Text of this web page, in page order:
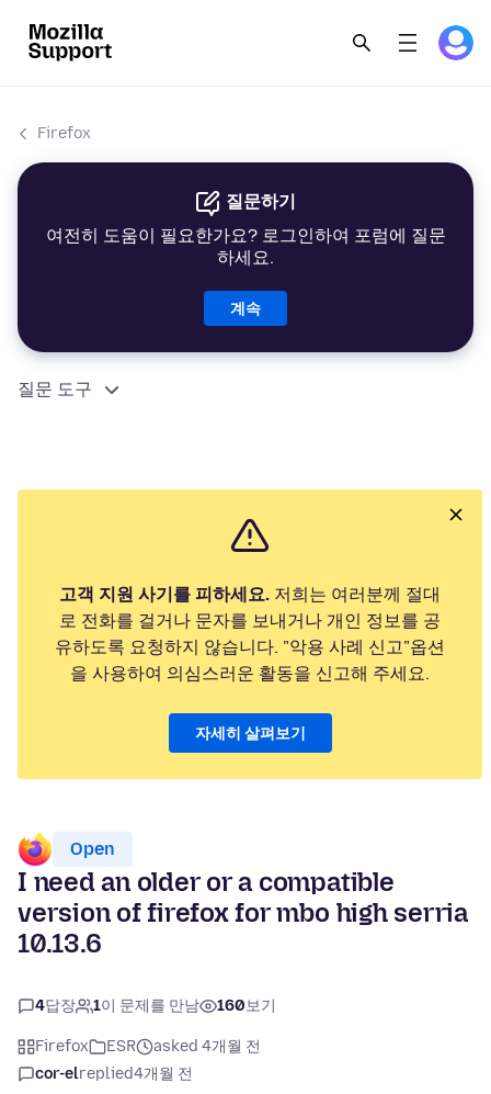
Firefox
질문하기
여전히 도움이 필요한가요? 로그인하여 포럼에 질문
하세요.
계속
질문 도구
고객 지원 사기를 피하세요. 저희는 여러분께 절대
로 전화를 걸거나 문자를 보내거나 개인 정보를 공
유하도록 요청하지 않습니다. "악용 사례 신고"옵션
을 사용하여 의심스러운 활동을 신고해 주세요.
자세히 살펴보기
Open
I need an older or a compatible
version of firefox for mbo high serria
10.13.6
4답장 1이 문제를 만남 160보기
Firefox ESR
asked 4개월 전
cor-elreplied4개월 전